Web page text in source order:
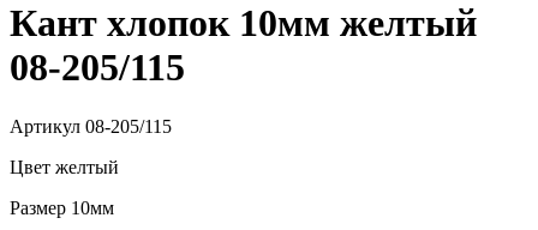
Кант хлопок 10мм желтый
08-205/115
Артикул 08-205/115
Цвет желтый
Размер 10мм